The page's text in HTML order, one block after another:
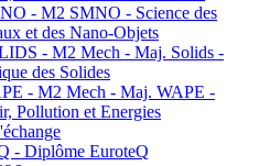
- M2 SMNO - Science des
et des Nano-Objets
- M2 Mech - Maj. Solids -
des Solides
- M2 Mech - Maj. WAPE -
Pollution et Energies
- Diplôme EuroteQ